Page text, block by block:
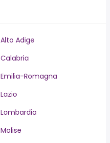
Alto Adige
Calabria
Emilia-Romagna
Lazio
Lombardia
Molise